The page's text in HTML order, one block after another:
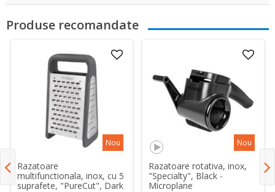
Produse recomandate
Nou
Razatoare
multifunctionala, inox, cu 5
suprafete, "PureCut", Dark
Nou
Razatoare rotativa, inox,
"Specialty", Black -
Microplane